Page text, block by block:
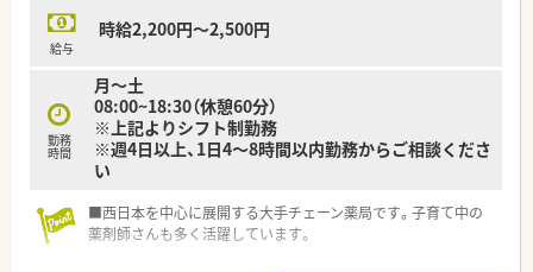
給与
時給2,200円～2,500円
勤務
時間
月～土
08:00~18:30（休憩60分）
※上記よりシフト制勤務
※週4日以上、1日4～8時間以内勤務からご相談くださ
い
■西日本を中心に展開する大手チェーン薬局です。子育て中の
薬剤師さんも多く活躍しています。